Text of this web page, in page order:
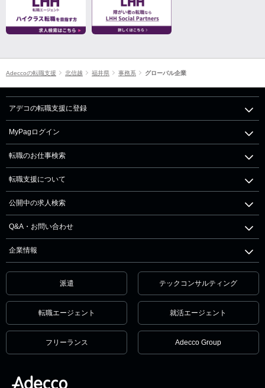
Adeccoの転職支援 北信越 福井県 事務系 グローバル企業
アデコの転職支援に登録
MyPagログイン
転職のお仕事検索
転職支援について
公開中の求人検索
Q&A・お問い合わせ
企業情報
派遣 テックコンサルティング
転職エージェント 就活エージェント
フリーランス Adecco Group